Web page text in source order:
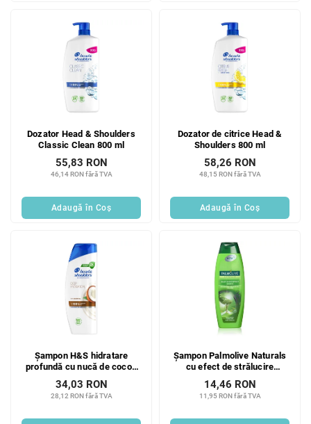
Dozator Head & Shoulders
Classic Clean 800 ml
46,14 RON fără TVA
55,83 RON
Adaugă în Coş
Dozator de citrice Head &
Shoulders 800 ml
48,15 RON fără TVA
58,26 RON
Adaugă în Coş
Șampon H&S hidratare
profundă cu nucă de cocos
400ml
28,12 RON fără TVA
34,03 RON
Șampon Palmolive Naturals
cu efect de strălucire
mătăsoasă 350 ml
11,95 RON fără TVA
14,46 RON